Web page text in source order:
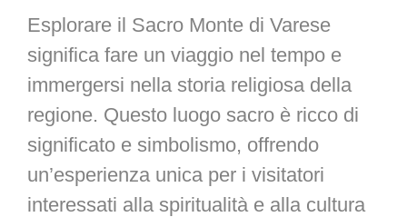
Esplorare il Sacro Monte di Varese
significa fare un viaggio nel tempo e
immergersi nella storia religiosa della
regione. Questo luogo sacro è ricco di
significato e simbolismo, offrendo
un’esperienza unica per i visitatori
interessati alla spiritualità e alla cultura